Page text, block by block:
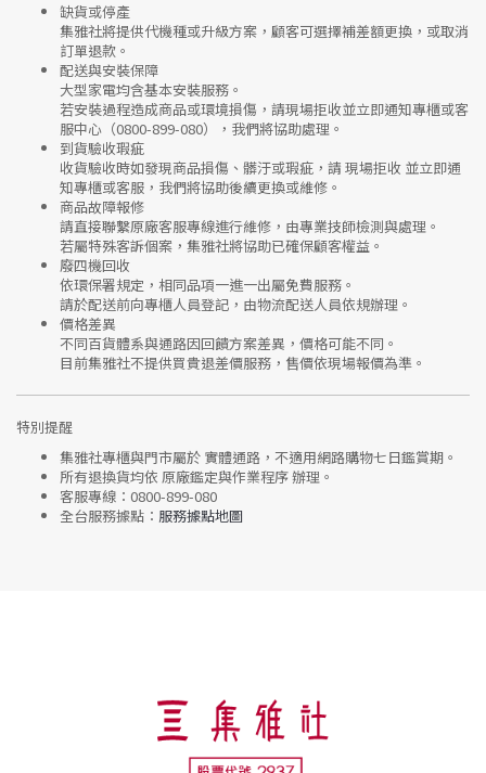
缺貨或停產
集雅社將提供代機種或升級方案 ，顧客可選擇補差額更換，或取消
訂單退款。
配送與安裝保障
大型家電均含基本安裝服務。
若安裝過程造成商品或環境損傷，請現場拒收並立即通知專櫃或客
服中心 （0800-899-080），我們將協助處理。
到貨驗收瑕疵
收貨驗收時如發現商品損傷、髒汙或瑕疵 ，請 現場拒收 並立即通
知專櫃或客服，我們將協助後續更換或維修。
商品故障報修
請直接聯繫原廠客服專線進行維修，由專業技師檢測與處理。
若屬特殊客訴個案，集雅社將協助已確保顧客權益。
廢四機回收
依環保署規定，相同品項一進一出屬免費服務。
請於配送前向專櫃人員登記，由物流配送人員依規辦理。
價格差異
不同百貨體系與通路因回饋方案差異，價格可能不同。
目前集雅社不提供買貴退差價服務 ，售價依現場報價為準。
特別提醒
集雅社專櫃與門市屬於 實體通路，不適用網路購物七日鑑賞期 。
所有退換貨均依 原廠鑑定與作業程序辦理。
客服專線： 0800-899-080
全台服務據點： 服務據點地圖